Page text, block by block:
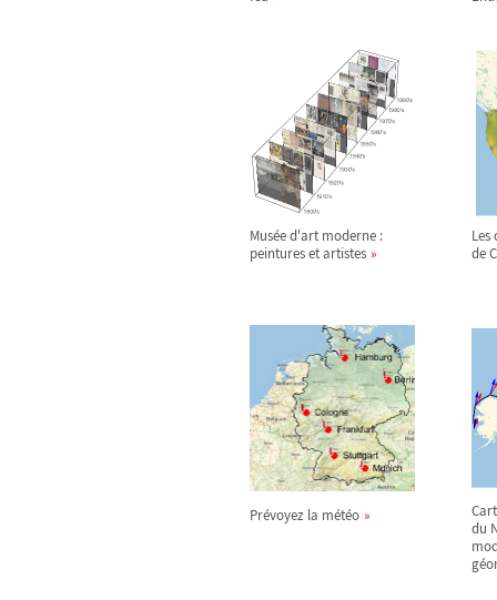
Musée d'art moderne :
peintures et artistes
de
Prévoyez la météo
du